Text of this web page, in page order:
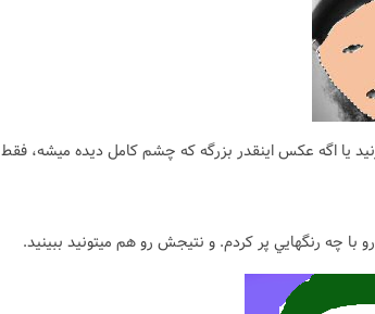
يا اگه عكس اينقدر بزرگه كه چشم كامل ديده ميشه، فقط
رنگهايي پر كردم. و نتيجش رو هم ميتونيد ببينيد.